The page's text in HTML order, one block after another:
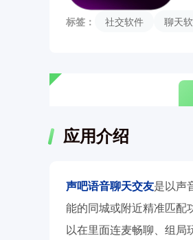
标签： 社交软件 聊天
应用介绍
声吧语音聊天交友是以声
能的同城或附近精准匹配
以在里面连麦畅聊、组局